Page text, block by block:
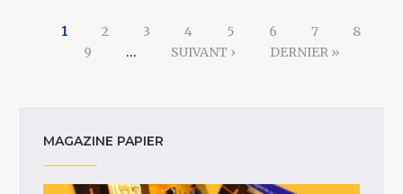
1 2 3 4 5 6 7
8
9
… SUIVANT › DERNIER »
MAGAZINE PAPIER